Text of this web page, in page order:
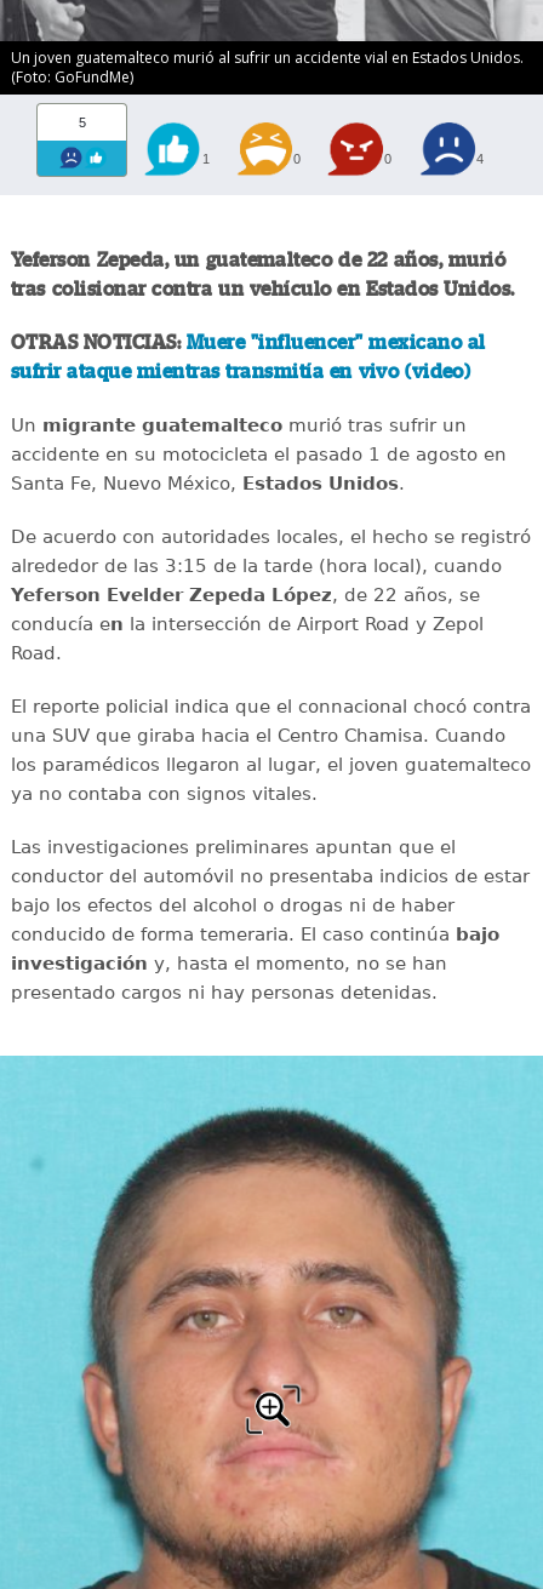
Un joven guatemalteco murió al sufrir un accidente vial en Estados Unidos.
(Foto: GoFundMe)
5
1 0 0 4
Yeferson Zepeda, un guatemalteco de 22 años, murió
tras colisionar contra un vehículo en Estados Unidos.
OTRAS NOTICIAS: Muere "influencer" mexicano al
sufrir ataque mientras transmitía en vivo (video)
Un migrante guatemaltecomurió tras sufrir un
accidente en su motocicleta el pasado 1 de agosto en
Santa Fe, Nuevo México, Estados Unidos.
De acuerdo con autoridades locales, el hecho se registró
alrededor de las 3:15 de la tarde (hora local), cuando
Yeferson Evelder Zepeda López, de 22 años, se
conducía en la intersección de Airport Road y Zepol
Road.
El reporte policial indica que el connacional chocó contra
una SUV que giraba hacia el Centro Chamisa. Cuando
los paramédicos llegaron al lugar, el joven guatemalteco
ya no contaba con signos vitales.
Las investigaciones preliminares apuntan que el
conductor del automóvil no presentaba indicios de estar
bajo los efectos del alcohol o drogas ni de haber
conducido de forma temeraria. El caso continúa bajo
investigación y, hasta el momento, no se han
presentado cargos ni hay personas detenidas.